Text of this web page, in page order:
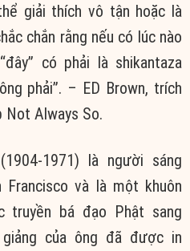
giải thích vô tận hoặc là
chắn rằng nếu có lúc nào
có phải là shikantaza
phải”. – ED Brown, trích
Always So.
1971) là người sáng
Francisco và là một khuôn
truyền bá đạo Phật sang
của ông đã được in